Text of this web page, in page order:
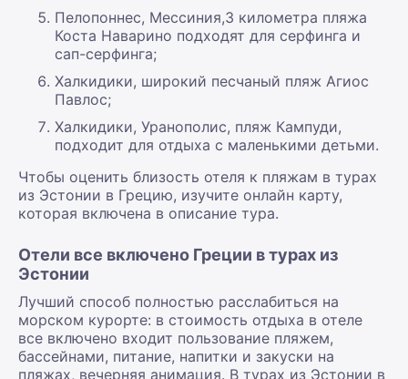
Пелопоннес, Мессиния,3 километра пляжа
Коста Наварино подходят для серфинга и
сап-серфинга;
Халкидики, широкий песчаный пляж Агиос
Павлос;
Халкидики, Уранополис, пляж Кампуди,
подходит для отдыха с маленькими детьми.
Чтобы оценить близость отеля к пляжам в турах
из Эстонии в Грецию, изучите онлайн карту,
которая включена в описание тура.
Отели все включено Греции в турах из
Эстонии
Лучший способ полностью расслабиться на
морском курорте: в стоимость отдыха в отеле
все включено входит пользование пляжем,
бассейнами, питание, напитки и закуски на
пляжах, вечерняя анимация. В турах из Эстонии в